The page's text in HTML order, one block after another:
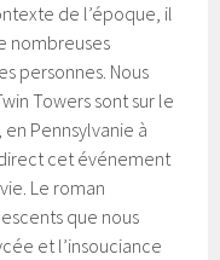
de l’époque, il
nombreuses
personnes. Nous
Towers sont sur le
Pennsylvanie à
cet événement
Le roman
que nous
et l’insouciance